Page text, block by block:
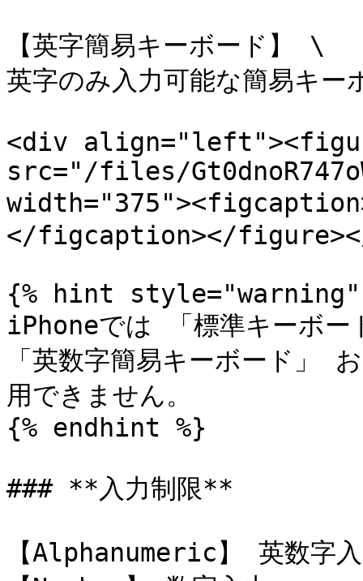
【英字簡易キーボード】 \
英字のみ入力可能な簡易キー
<div
src="/files/
</figcaption></
{% hint style="warning"
iPhoneでは 「標準キーボ
「英数字簡易キーボード」
用できません。
{% endhint %}
### **入力制限**
【Alphanumeric】 英数字